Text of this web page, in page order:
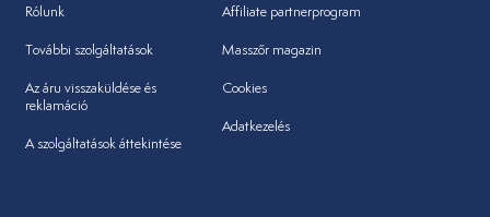
Rólunk
További szolgáltatások
Az áru visszaküldése és
reklamáció
A szolgáltatások áttekintése
Affiliate partnerprogram
Masszőr magazin
Cookies
Adatkezelés